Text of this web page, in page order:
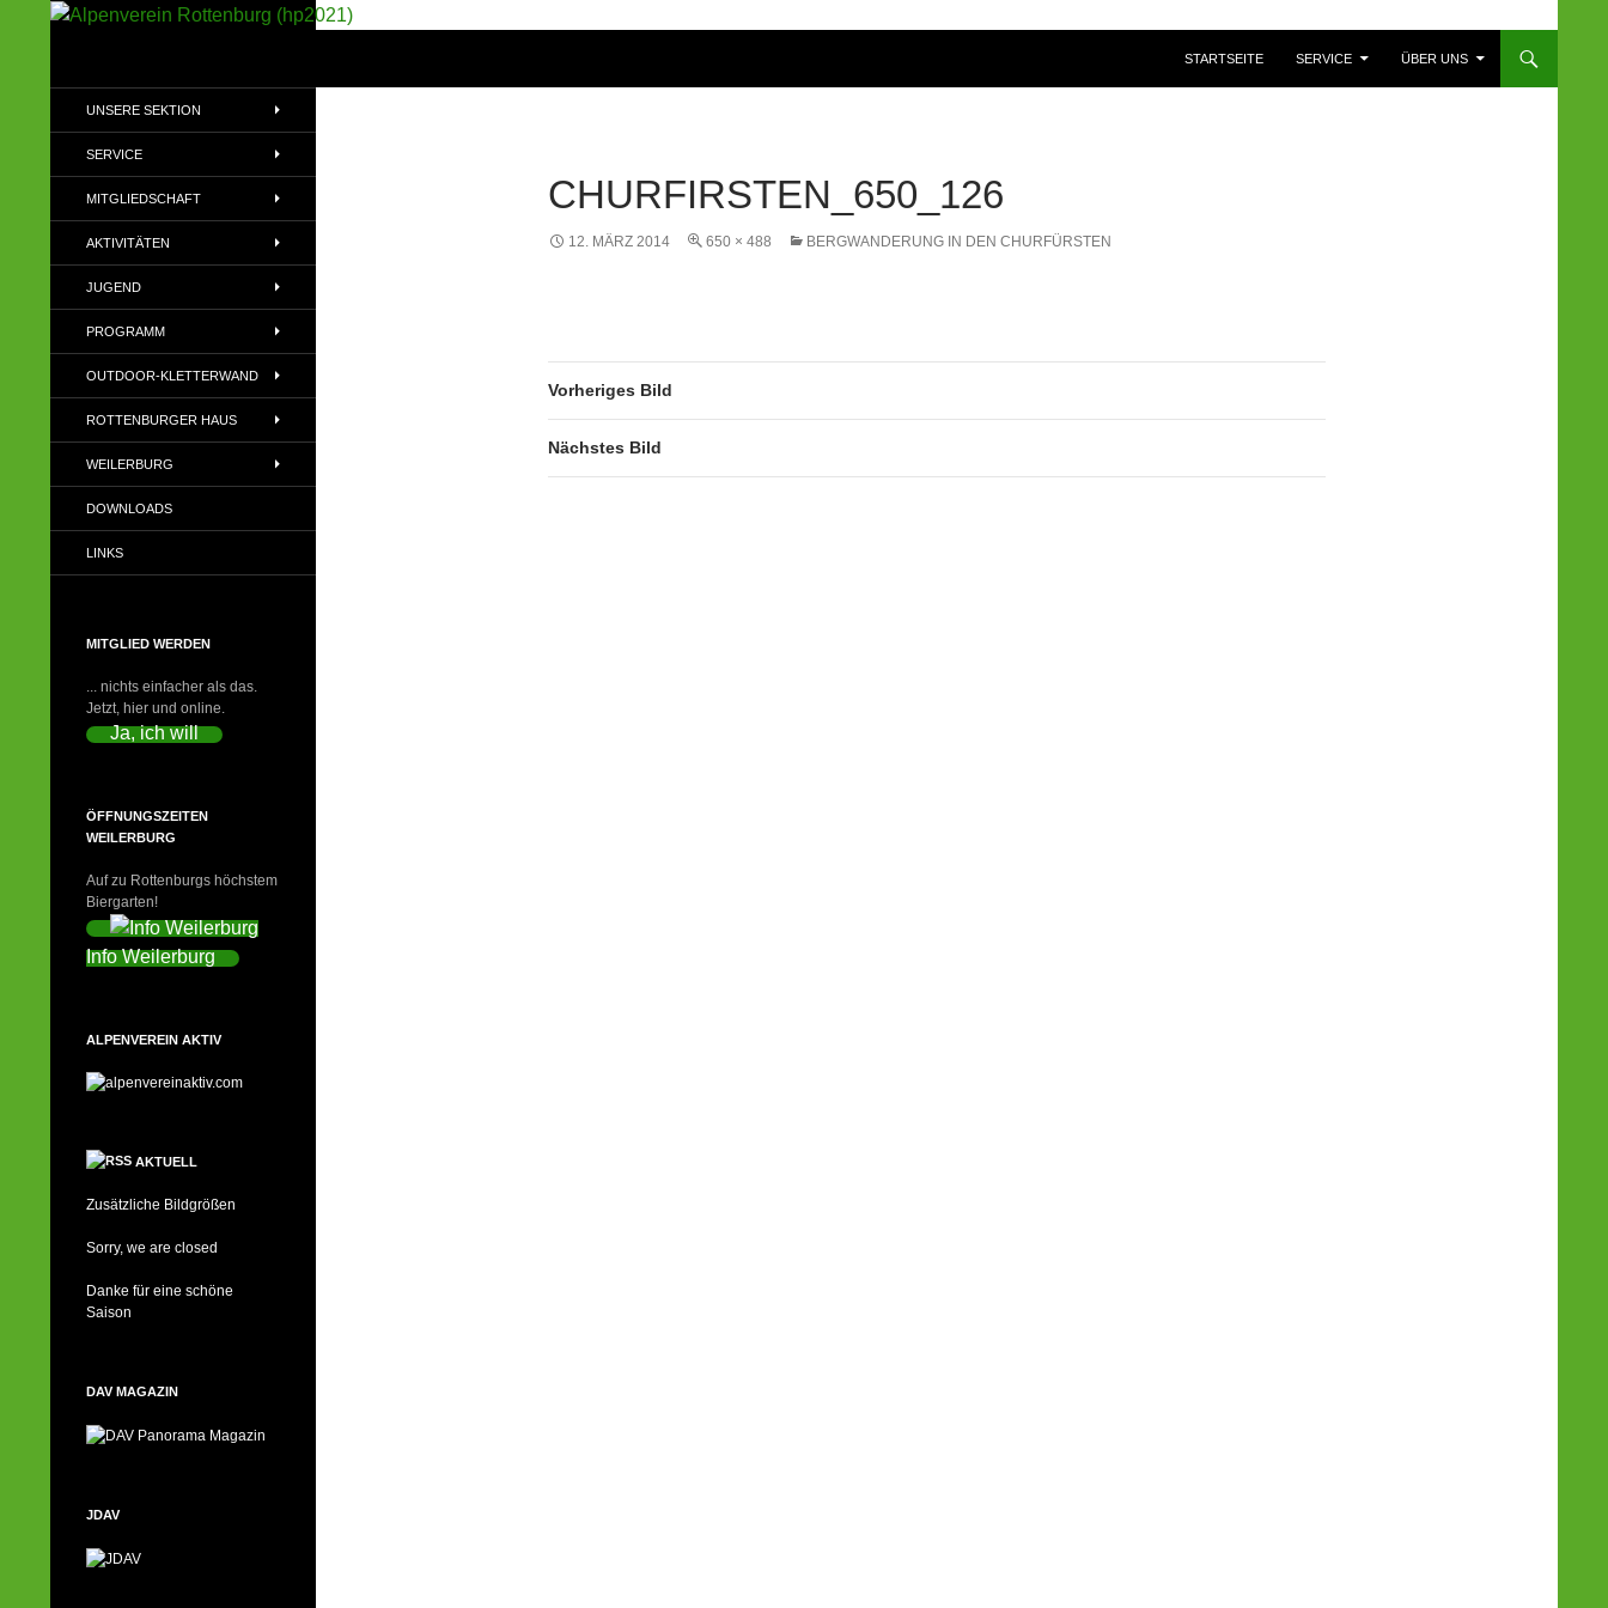
STARTSEITE
SERVICE ÜBER UNS
CHURFIRSTEN_650_126
12. MÄRZ 2014 650 × 488 BERGWANDERUNG IN DEN CHURFÜRSTEN
Vorheriges Bild
Nächstes Bild
(DAV)
UNSERE SEKTION
SERVICE
MITGLIEDSCHAFT
AKTIVITÄTEN
JUGEND
PROGRAMM
OUTDOOR-KLETTERWAND
ROTTENBURGER HAUS
WEILERBURG
DOWNLOADS
LINKS
MITGLIED WERDEN
... nichts einfacher als das.
Jetzt, hier und online.
Ja, ich will
ÖFFNUNGSZEITEN
WEILERBURG
Auf zu Rottenburgs höchstem
Biergarten!
Info Weilerburg
ALPENVEREIN AKTIV
AKTUELL
Zusätzliche Bildgrößen
Sorry, we are closed
Danke für eine schöne
Saison
DAV MAGAZIN
JDAV